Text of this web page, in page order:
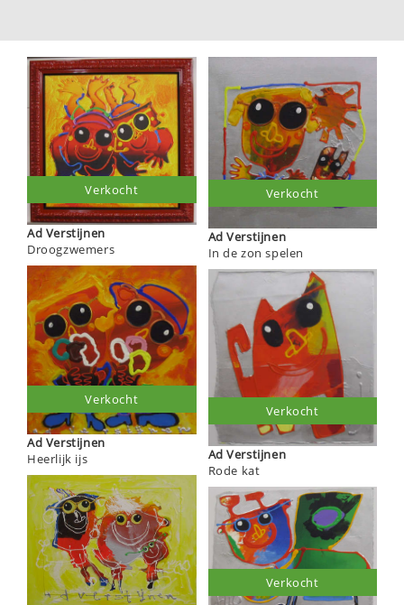
Ad Verstijnen
Droogzwemers
Verkocht
Ad Verstijnen
Heerlijk ijs
Verkocht
Ad Verstijnen
In de zon spelen
Verkocht
Ad Verstijnen
Rode kat
Verkocht
Verkocht